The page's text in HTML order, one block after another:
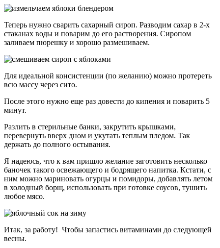
Теперь нужно сварить сахарный сироп. Разводим сахар в 2-х
стаканах воды и поварим до его растворения. Сиропом
заливаем пюрешку и хорошо размешиваем.
Для идеальной консистенции (по желанию) можно протереть
всю массу через сито.
После этого нужно еще раз довести до кипения и поварить 5
минут.
Разлить в стерильные банки, закрутить крышками,
перевернуть вверх дном и укутать теплым пледом. Так
держать до полного остывания.
Я надеюсь, что к вам пришло желание заготовить несколько
баночек такого освежающего и бодрящего напитка. Кстати, с
ним можно мариновать огурцы и помидоры, добавлять летом
в холодный борщ, использовать при готовке соусов, тушить
любое мясо.
Итак, за работу! Чтобы запастись витаминами до следующей
весны.